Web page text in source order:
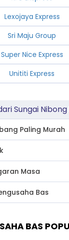
Lexojaya Express
Sri Maju Group
Super Nice Express
Unititi Express
Sungai
Paling Murah
Masa
Bas
BAS